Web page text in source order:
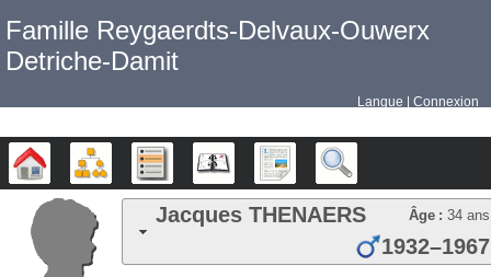
Famille Reygaerdts-Delvaux-Ouwerx
Detriche-Damit
Langue Connexion
Arbre généalogique
DiagrammesListes Calendrier Rapports
Jacques THENAERS Âge : 34 ans
1932–1967